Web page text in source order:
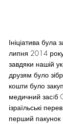
Ініціатива була
липня 2014
завдяки нашій
друзям було
кошти було
медичний засiб
ізраїльські
перший пакунок